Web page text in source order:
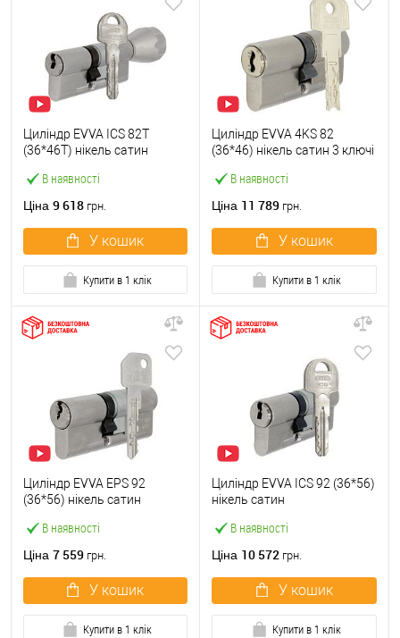
В наявності
Циліндр EVVA ICS 82T
(36*46T) нікель сатин
Ціна 9 618 грн.
У кошик
Купити в 1 клік
В наявності
Циліндр EVVA 4KS 82
(36*46) нікель сатин 3 ключі
Ціна 11 789 грн.
У кошик
Купити в 1 клік
В наявності
Циліндр EVVA EPS 92
(36*56) нікель сатин
Ціна 7 559 грн.
У кошик
Купити в 1 клік
В наявності
Циліндр EVVA ICS 92 (36*56)
нікель сатин
Ціна 10 572 грн.
У кошик
Купити в 1 клік